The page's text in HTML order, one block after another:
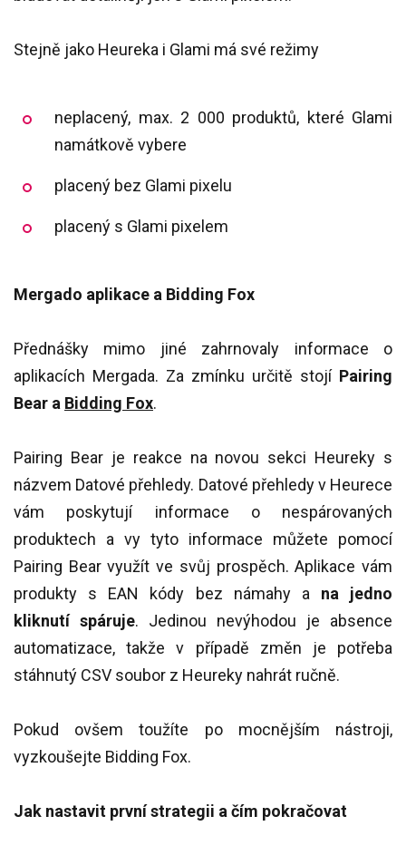
Stejně jako Heureka i Glami má své režimy
neplacený, max. 2 000 produktů, které Glami
namátkově vybere
placený bez Glami pixelu
placený s Glami pixelem
Mergado aplikace a Bidding Fox
Přednášky mimo jiné zahrnovaly informace o
aplikacích Mergada. Za zmínku určitě stojí Pairing
Bear a Bidding Fox.
Pairing Bear je reakce na novou sekci Heureky s
názvem Datové přehledy. Datové přehledy v Heurece
vám poskytují informace o nespárovaných
produktech a vy tyto informace můžete pomocí
Pairing Bear využít ve svůj prospěch. Aplikace vám
produkty s EAN kódy bez námahy a na jedno
kliknutí spáruje. Jedinou nevýhodou je absence
automatizace, takže v případě změn je potřeba
stáhnutý CSV soubor z Heureky nahrát ručně.
Pokud ovšem toužíte po mocnějším nástroji,
vyzkoušejte Bidding Fox.
Jak nastavit první strategii a čím pokračovat